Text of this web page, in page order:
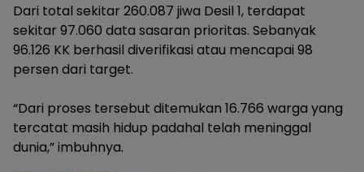
Dari total sekitar 260.087 jiwa Desil 1, terdapat
sekitar 97.060 data sasaran prioritas. Sebanyak
96.126 KK berhasil diverifikasi atau mencapai 98
persen dari target.
“Dari proses tersebut ditemukan 16.766 warga yang
tercatat masih hidup padahal telah meninggal
dunia,” imbuhnya.